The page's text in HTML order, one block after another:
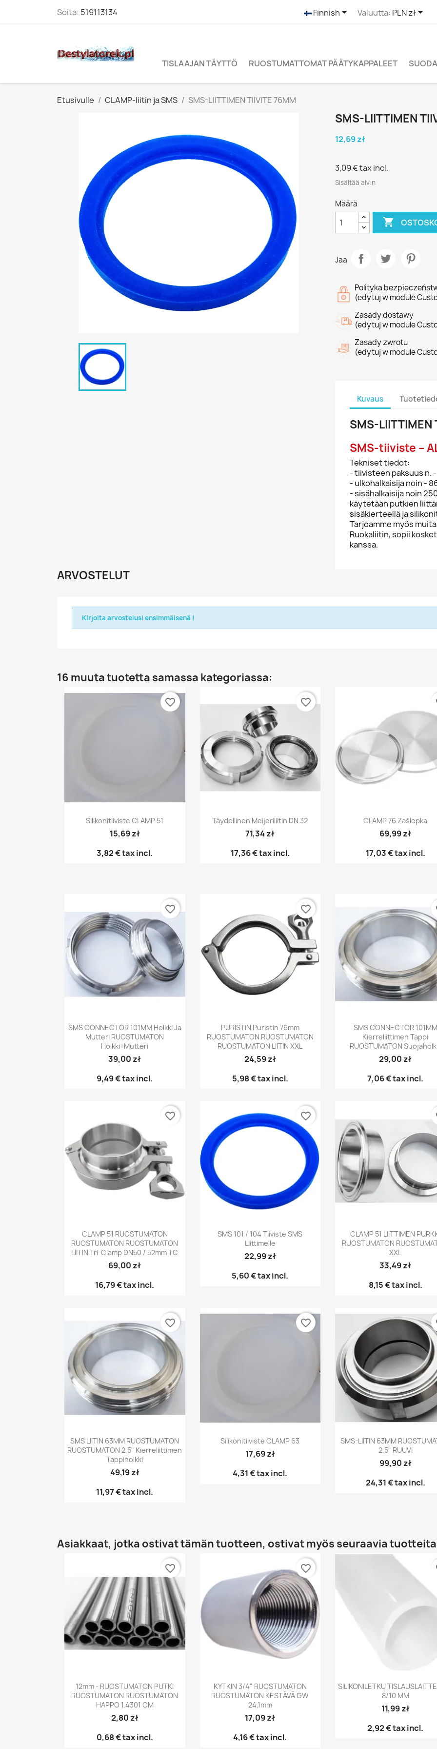
Soita: 519113134 Finnish Valuutta: PLN zł
TISLAAJAN TÄYTTÖ RUOSTUMATTOMAT PÄÄTYKAPPALEET
Etusivulle CLAMP-liitin ja SMS SMS-LIITTIMEN TIIVITE 76MM
SMS-LIITTIMEN
12,69 zł
3,09 €tax incl.
Sisältää alv:n
Määrä

Jaa
Polityka
(edytuj w module
Zasady dostawy
(edytuj w module
Zasady zwrotu
(edytuj w module
Kuvaus
SMS-
SMS-tiiviste –
Tekniset tiedot:
- tiivisteen paksuus n.
- ulkohalkaisija noin -
- sisähalkaisija noin
käytetään putkien
sisäkierteellä ja
Tarjoamme myös
Ruokaliitin, sopii
kanssa.
ARVOSTELUT
Kirjoita arvostelusi ensimmäisenä !
16 muuta tuotetta samassa kategoriassa:
Pikakatselu
Silikonitiiviste CLAMP 51
15,69 zł
3,82 €tax incl.
favorite_border
Pikakatselu
Täydellinen Meijeriliitin DN 32
71,34 zł
17,36 €tax incl.
favorite_border
Pikakatselu
CLAMP 76 Zaślepka
69,99 zł
17,03 €tax incl.
Pikakatselu
SMS CONNECTOR 101MM Holkki Ja
Mutteri RUOSTUMATON
Holkki+mutteri
39,00 zł
9,49 €tax incl.
favorite_border
Pikakatselu
PURISTIN Puristin 76mm
RUOSTUMATON RUOSTUMATON
RUOSTUMATON LIITIN XXL
24,59 zł
5,98 €tax incl.
favorite_border
Pikakatselu
SMS CONNECTOR 101MM
Kierreliittimen Tappi
RUOSTUMATON
29,00 zł
7,06 €tax incl.
Pikakatselu
CLAMP 51 RUOSTUMATON
RUOSTUMATON RUOSTUMATON
LIITIN Tri-Clamp DN50 / 52mm TC
69,00 zł
16,79 €tax incl.
favorite_border
 Pikakatselu
SMS 101 / 104 Tiiviste SMS
Liittimelle
22,99 zł
5,60 €tax incl.
favorite_border
Pikakatselu
CLAMP 51 LIITTIMEN
RUOSTUMATON
XXL
33,49 zł
8,15 €tax incl.
Pikakatselu
SMS LIITIN 63MM RUOSTUMATON
RUOSTUMATON 2,5" Kierreliittimen
Tappiholkki
49,19 zł
11,97 €tax incl.
favorite_border
Pikakatselu
Silikonitiiviste CLAMP 63
17,69 zł
4,31 €tax incl.
favorite_border
Pikakatselu
SMS-LIITIN 63MM
2,5" RUUVI
99,90 zł
24,31 €tax incl.
Asiakkaat, jotka ostivat tämän tuotteen, ostivat myös seuraavia
Pikakatselu
12mm - RUOSTUMATON PUTKI
RUOSTUMATON RUOSTUMATON
HAPPO 1.4301 CM
2,80 zł
0,68 €tax incl.
favorite_border
Pikakatselu
KYTKIN 3/4" RUOSTUMATON
RUOSTUMATON KESTÄVÄ GW
24,1mm
17,09 zł
4,16 €tax incl.
favorite_border
Pikakatselu
SILIKONILETKU
8/10 MM
11,99 zł
2,92 €tax incl.